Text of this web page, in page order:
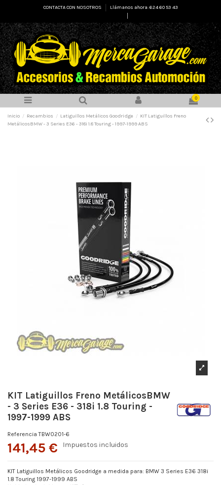
CONTACTA CON NOSOTROS
Llámanos ahora: 624 60 53 43
0
Inicio Recambios Latiguillos Metálicos Goodridge
KIT Latiguillos Freno
MetálicosBMW - 3 Series E36 - 318i 1.8 Touring - 1997-1999 ABS
KIT Latiguillos Freno MetálicosBMW
- 3 Series E36 - 318i 1.8 Touring -
1997-1999 ABS
Referencia TBW0201-6
141,45 € Impuestos incluidos
KIT Latiguillos Metálicos Goodridge a medida para: BMW 3 Series E36 318i
1.8 Touring 1997-1999 ABS